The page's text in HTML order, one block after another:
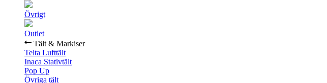
Övrigt
Outlet
Tält & Markiser
Telta Lufttält
Inaca Stativtält
Pop Up
Övriga tält